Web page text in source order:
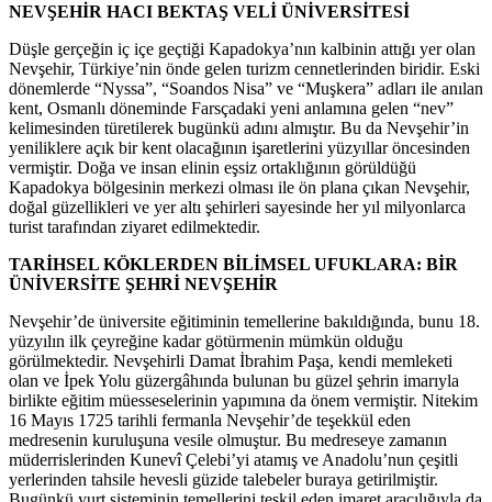
NEVŞEHİR HACI BEKTAŞ VELİ ÜNİVERSİTESİ
Düşle gerçeğin iç içe geçtiği Kapadokya’nın kalbinin attığı yer olan
Nevşehir, Türkiye’nin önde gelen turizm cennetlerinden biridir. Eski
dönemlerde “Nyssa”, “Soandos Nisa” ve “Muşkera” adları ile anılan
kent, Osmanlı döneminde Farsçadaki yeni anlamına gelen “nev”
kelimesinden türetilerek bugünkü adını almıştır. Bu da Nevşehir’in
yeniliklere açık bir kent olacağının işaretlerini yüzyıllar öncesinden
vermiştir. Doğa ve insan elinin eşsiz ortaklığının görüldüğü
Kapadokya bölgesinin merkezi olması ile ön plana çıkan Nevşehir,
doğal güzellikleri ve yer altı şehirleri sayesinde her yıl milyonlarca
turist tarafından ziyaret edilmektedir.
TARİHSEL KÖKLERDEN BİLİMSEL UFUKLARA: BİR
ÜNİVERSİTE ŞEHRİ NEVŞEHİR
Nevşehir’de üniversite eğitiminin temellerine bakıldığında, bunu 18.
yüzyılın ilk çeyreğine kadar götürmenin mümkün olduğu
görülmektedir. Nevşehirli Damat İbrahim Paşa, kendi memleketi
olan ve İpek Yolu güzergâhında bulunan bu güzel şehrin imarıyla
birlikte eğitim müesseselerinin yapımına da önem vermiştir. Nitekim
16 Mayıs 1725 tarihli fermanla Nevşehir’de teşekkül eden
medresenin kuruluşuna vesile olmuştur. Bu medreseye zamanın
müderrislerinden Kunevî Çelebi’yi atamış ve Anadolu’nun çeşitli
yerlerinden tahsile hevesli güzide talebeler buraya getirilmiştir.